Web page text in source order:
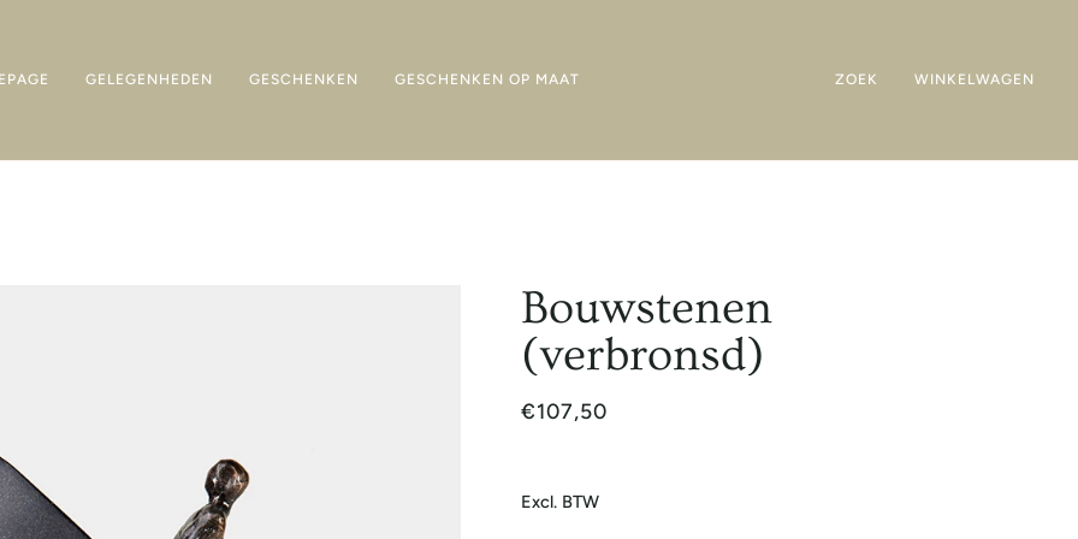
GELEGENHEDEN GESCHENKEN GESCHENKEN OP MAAT ZOEK WINKELWAGEN
Bouwstenen
(verbronsd)
€107,50
Excl. BTW